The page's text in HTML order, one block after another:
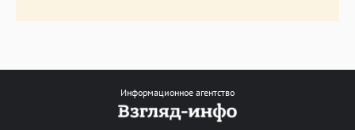
Информационное агентство